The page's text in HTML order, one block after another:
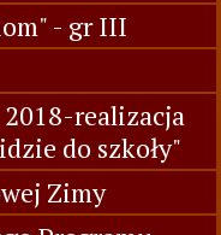
- gr III
realizacja
do szkoły"
Zimy